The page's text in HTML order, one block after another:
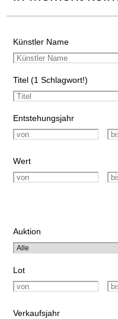
Künstler Name
Titel (1 Schlagwort!)
Entstehungsjahr
Wert
Auktion
Lot
Verkaufsjahr